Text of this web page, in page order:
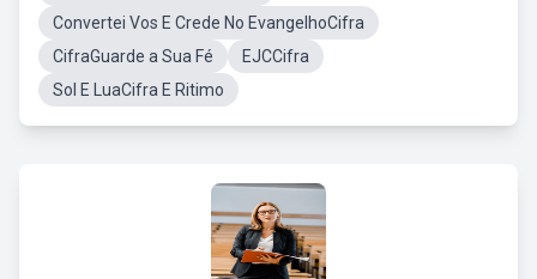
Convertei Vos E Crede No EvangelhoCifra
CifraGuarde a Sua Fé
EJCCifra
Sol E LuaCifra E Ritimo